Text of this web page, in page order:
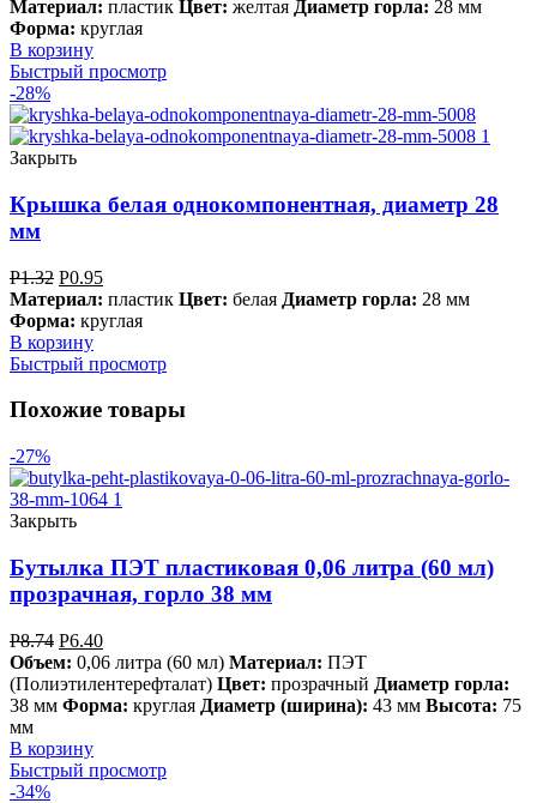
Материал: пластик Цвет: желтая Диаметр горла: 28 мм
Форма: круглая
В корзину
Быстрый просмотр
-28%
Закрыть
Крышка белая однокомпонентная, диаметр 28
мм
Р1.32 Р0.95
Материал: пластик Цвет: белая Диаметр горла: 28 мм
Форма: круглая
В корзину
Быстрый просмотр
Похожие товары
-27%
Закрыть
Бутылка ПЭТ пластиковая 0,06 литра (60 мл)
прозрачная, горло 38 мм
Р8.74 Р6.40
Объем: 0,06 литра (60 мл) Материал: ПЭТ
(Полиэтилентерефталат) Цвет: прозрачный Диаметр горла:
38 мм Форма: круглая Диаметр (ширина): 43 мм Высота: 75
мм
В корзину
Быстрый просмотр
-34%